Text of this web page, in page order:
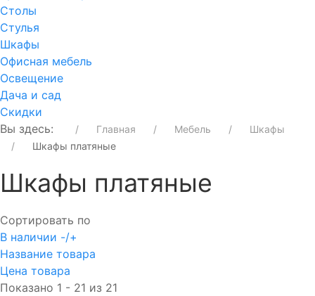
Столы
Стулья
Шкафы
Офисная мебель
Освещение
Дача и сад
Скидки
Вы здесь:
Главная Мебель
Шкафы
Шкафы платяные
Шкафы платяные
Сортировать по
В наличии -/+
Название товара
Цена товара
Показано 1 - 21 из 21